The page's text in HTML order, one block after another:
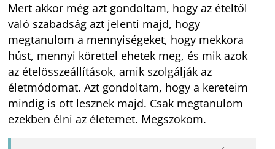
Mert akkor még azt gondoltam, hogy az ételtől
való szabadság azt jelenti majd, hogy
megtanulom a mennyiségeket, hogy mekkora
húst, mennyi körettel ehetek meg, és mik azok
az ételösszeállítások, amik szolgálják az
életmódomat. Azt gondoltam, hogy a kereteim
mindig is ott lesznek majd. Csak megtanulom
ezekben élni az életemet. Megszokom.